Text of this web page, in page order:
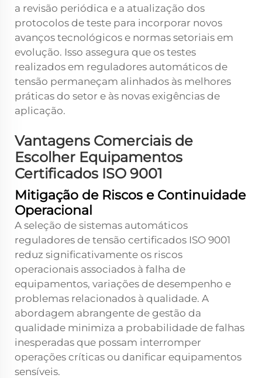
a revisão periódica e a atualização dos
protocolos de teste para incorporar novos
avanços tecnológicos e normas setoriais em
evolução. Isso assegura que os testes
realizados em reguladores automáticos de
tensão permaneçam alinhados às melhores
práticas do setor e às novas exigências de
aplicação.
Vantagens Comerciais de
Escolher Equipamentos
Certificados ISO 9001
Mitigação de Riscos e Continuidade
Operacional
A seleção de sistemas automáticos
reguladores de tensão certificados ISO 9001
reduz significativamente os riscos
operacionais associados à falha de
equipamentos, variações de desempenho e
problemas relacionados à qualidade. A
abordagem abrangente de gestão da
qualidade minimiza a probabilidade de falhas
inesperadas que possam interromper
operações críticas ou danificar equipamentos
sensíveis.